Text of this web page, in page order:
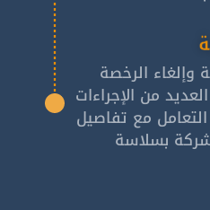
الرخصة
من الإجراءات
مع تفاصيل
بسلاسة